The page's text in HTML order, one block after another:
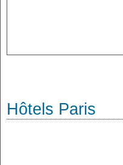
Hôtels Paris